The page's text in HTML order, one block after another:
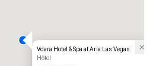
Vdara Hotel & Spa at Aria Las Vegas
Hôtel